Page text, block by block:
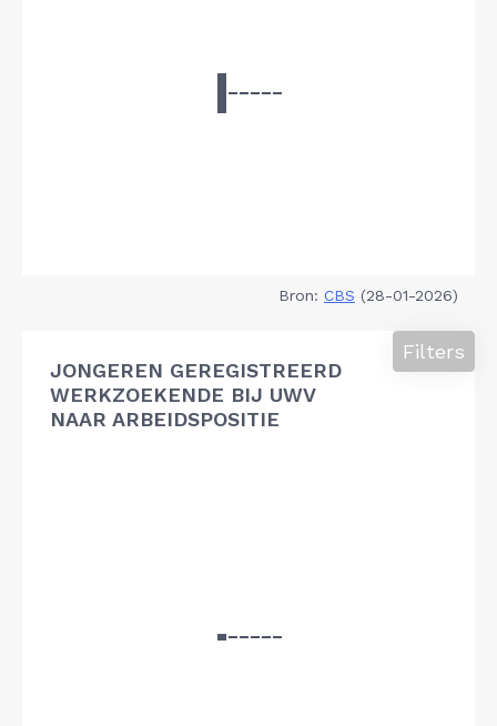
Bron: CBS (28-01-2026)
JONGEREN GEREGISTREERD
WERKZOEKENDE BIJ UWV
NAAR ARBEIDSPOSITIE
Filters